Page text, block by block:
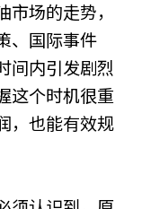
场的走势，
、国际事件
间内引发剧烈
这个时机很重
，也能有效规